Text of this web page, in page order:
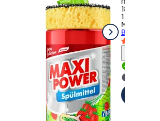
magazin
18,45 lei
1 l (18,45
MAXI
Bubble, 1 l